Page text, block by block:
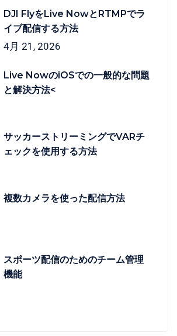
DJI FlyをLive NowとRTMPでラ
イブ配信する方法
4月 21, 2026
Live NowのiOSでの一般的な問題
と解決方法<
サッカーストリーミングでVARチ
ェックを使用する方法
複数カメラを使った配信方法
スポーツ配信のためのチーム管理
機能